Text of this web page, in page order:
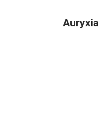
Auryxia